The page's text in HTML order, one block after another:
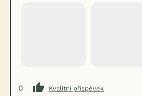
0
Kvalitní příspěvek